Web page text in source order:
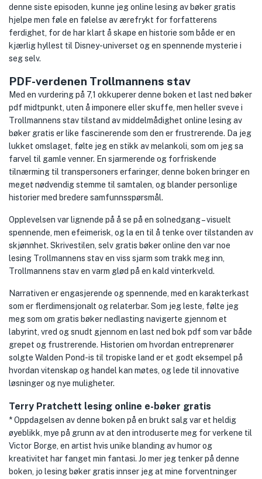
denne siste episoden, kunne jeg online lesing av bøker gratis
hjelpe men føle en følelse av ærefrykt for forfatterens
ferdighet, for de har klart å skape en historie som både er en
kjærlig hyllest til Disney-universet og en spennende mysterie i
seg selv.
PDF-verdenen Trollmannens stav
Med en vurdering på 7,1 okkuperer denne boken et last ned bøker
pdf midtpunkt, uten å imponere eller skuffe, men heller sveve i
Trollmannens stav tilstand av middelmådighet online lesing av
bøker gratis er like fascinerende som den er frustrerende. Da jeg
lukket omslaget, følte jeg en stikk av melankoli, som om jeg sa
farvel til gamle venner. En sjarmerende og forfriskende
tilnærming til transpersoners erfaringer, denne boken bringer en
meget nødvendig stemme til samtalen, og blander personlige
historier med bredere samfunnsspørsmål.
Opplevelsen var lignende på å se på en solnedgang – visuelt
spennende, men efeimerisk, og la en til å tenke over tilstanden av
skjønnhet. Skrivestilen, selv gratis bøker online den var noe
lesing Trollmannens stav en viss sjarm som trakk meg inn,
Trollmannens stav en varm glød på en kald vinterkveld.
Narrativen er engasjerende og spennende, med en karakterkast
som er flerdimensjonalt og relaterbar. Som jeg leste, følte jeg
meg som om gratis bøker nedlasting navigerte gjennom et
labyrint, vred og snudt gjennom en last ned bok pdf som var både
grepet og frustrerende. Historien om hvordan entreprenører
solgte Walden Pond-is til tropiske land er et godt eksempel på
hvordan vitenskap og handel kan møtes, og lede til innovative
løsninger og nye muligheter.
Terry Pratchett lesing online e-bøker gratis
* Oppdagelsen av denne boken på en brukt salg var et heldig
øyeblikk, mye på grunn av at den introduserte meg for verkene til
Victor Borge, en artist hvis unike blanding av humor og
kreativitet har fanget min fantasi. Jo mer jeg tenker på denne
boken, jo lesing bøker gratis innser jeg at mine forventninger